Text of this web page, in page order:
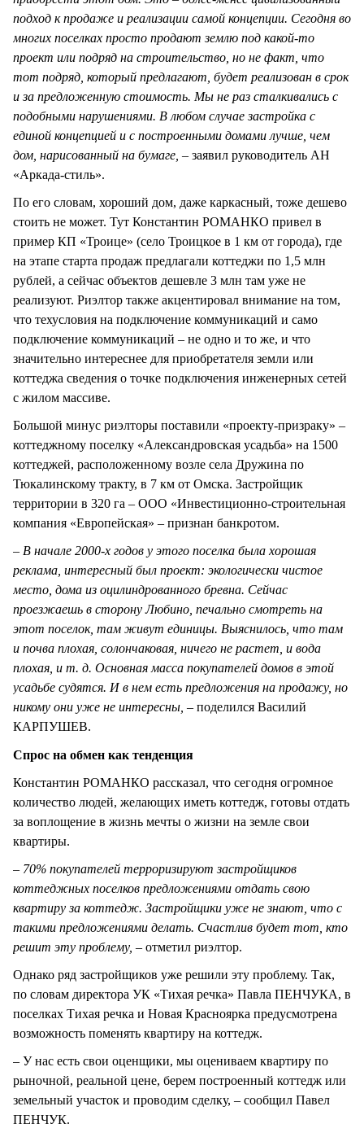
подход к продаже и реализации самой концепции. Сегодня во
многих поселках просто продают землю под какой-то
проект или подряд на строительство, но не факт, что
тот подряд, который предлагают, будет реализован в срок
и за предложенную стоимость. Мы не раз сталкивались с
подобными нарушениями. В любом случае застройка с
единой концепцией и с построенными домами лучше, чем
дом, нарисованный на бумаге, – заявил руководитель АН
«Аркада-стиль».
По его словам, хороший дом, даже каркасный, тоже дешево
стоить не может. Тут Константин РОМАНКО привел в
пример КП «Троице» (село Троицкое в 1 км от города), где
на этапе старта продаж предлагали коттеджи по 1,5 млн
рублей, а сейчас объектов дешевле 3 млн там уже не
реализуют. Риэлтор также акцентировал внимание на том,
что техусловия на подключение коммуникаций и само
подключение коммуникаций – не одно и то же, и что
значительно интереснее для приобретателя земли или
коттеджа сведения о точке подключения инженерных сетей
с жилом массиве.
Большой минус риэлторы поставили «проекту-призраку» –
коттеджному поселку «Александровская усадьба» на 1500
коттеджей, расположенному возле села Дружина по
Тюкалинскому тракту, в 7 км от Омска. Застройщик
территории в 320 га – ООО «Инвестиционно-строительная
компания «Европейская» – признан банкротом.
– В начале 2000-х годов у этого поселка была хорошая
реклама, интересный был проект: экологически чистое
место, дома из оцилиндрованного бревна. Сейчас
проезжаешь в сторону Любино, печально смотреть на
этот поселок, там живут единицы. Выяснилось, что там
и почва плохая, солончаковая, ничего не растет, и вода
плохая, и т. д. Основная масса покупателей домов в этой
усадьбе судятся. И в нем есть предложения на продажу, но
никому они уже не интересны, – поделился Василий
КАРПУШЕВ.
Спрос на обмен как тенденция
Константин РОМАНКО рассказал, что сегодня огромное
количество людей, желающих иметь коттедж, готовы отдать
за воплощение в жизнь мечты о жизни на земле свои
квартиры.
– 70% покупателей терроризируют застройщиков
коттеджных поселков предложениями отдать свою
квартиру за коттедж. Застройщики уже не знают, что с
такими предложениями делать. Счастлив будет тот, кто
решит эту проблему, – отметил риэлтор.
Однако ряд застройщиков уже решили эту проблему. Так,
по словам директора УК «Тихая речка» Павла ПЕНЧУКА, в
поселках Тихая речка и Новая Красноярка предусмотрена
возможность поменять квартиру на коттедж.
– У нас есть свои оценщики, мы оцениваем квартиру по
рыночной, реальной цене, берем построенный коттедж или
земельный участок и проводим сделку, – сообщил Павел
ПЕНЧУК.